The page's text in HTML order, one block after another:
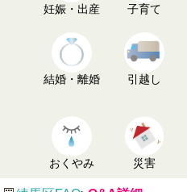
妊娠・出産 子育て
結婚・離婚 引越し
おくやみ 災害